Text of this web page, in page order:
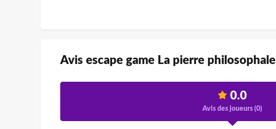
Avis escape game La pierre philosophale
0.0
Avis des joueurs (0)